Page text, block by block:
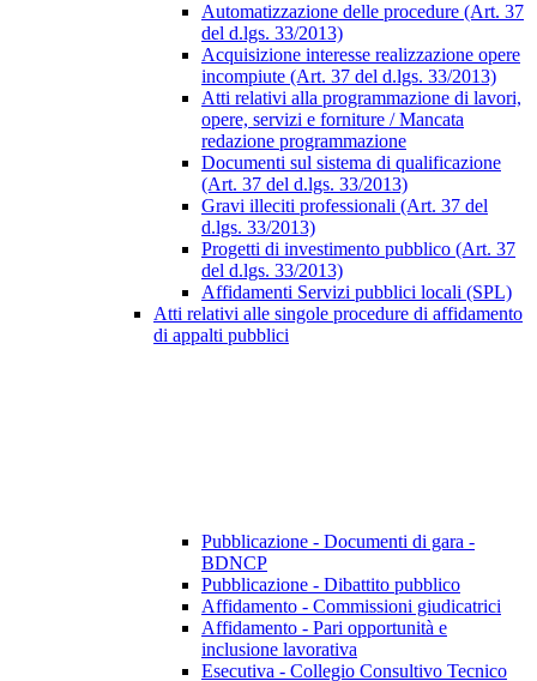
Automatizzazione delle procedure (Art. 37
del d.lgs. 33/2013)
Acquisizione interesse realizzazione opere
incompiute (Art. 37 del d.lgs. 33/2013)
Atti relativi alla programmazione di lavori,
opere, servizi e forniture / Mancata
redazione programmazione
Documenti sul sistema di qualificazione
(Art. 37 del d.lgs. 33/2013)
Gravi illeciti professionali (Art. 37 del
d.lgs. 33/2013)
Progetti di investimento pubblico (Art. 37
del d.lgs. 33/2013)
Affidamenti Servizi pubblici locali (SPL)
Atti relativi alle singole procedure di affidamento
di appalti pubblici
Pubblicazione - Documenti di gara -
BDNCP
Pubblicazione - Dibattito pubblico
Affidamento - Commissioni giudicatrici
Affidamento - Pari opportunità e
inclusione lavorativa
Esecutiva - Collegio Consultivo Tecnico